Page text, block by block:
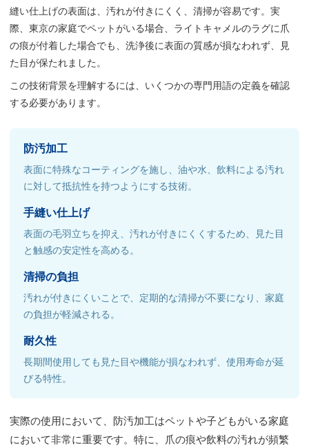
縫い仕上げの表面は、汚れが付きにくく、清掃が容易です。実
際、東京の家庭でペットがいる場合、ライトキャメルのラグに爪
の痕が付着した場合でも、洗浄後に表面の質感が損なわれず、見
た目が保たれました。
この技術背景を理解するには、いくつかの専門用語の定義を確認
する必要があります。
防汚加工
表面に特殊なコーティングを施し、油や水、飲料による汚れ
に対して抵抗性を持つようにする技術。
手縫い仕上げ
表面の毛羽立ちを抑え、汚れが付きにくくするため、見た目
と触感の安定性を高める。
清掃の負担
汚れが付きにくいことで、定期的な清掃が不要になり、家庭
の負担が軽減される。
耐久性
長期間使用しても見た目や機能が損なわれず、使用寿命が延
びる特性。
実際の使用において、防汚加工はペットや子どもがいる家庭
において非常に重要です。特に、爪の痕や飲料の汚れが頻繁